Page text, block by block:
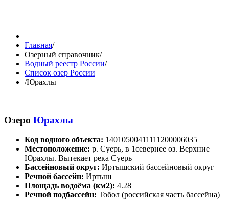
Главная/
Озерный справочник/
Водный реестр России/
Список озер России
/Юрахлы
Озеро Юрахлы
Код водного объекта: 14010500411111200006035
Местоположение: р. Суерь, в 1севернее оз. Верхние
Юрахлы. Вытекает река Суерь
Бассейновый округ: Иртышский бассейновый округ
Речной бассейн: Иртыш
Площадь водоёма (км2): 4.28
Речной подбассейн: Тобол (российская часть бассейна)